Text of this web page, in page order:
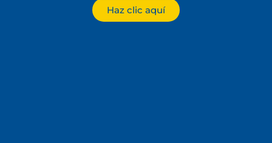
Haz clic aquí